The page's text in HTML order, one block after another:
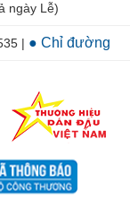
ngày Lễ)
| ● Chỉ đường